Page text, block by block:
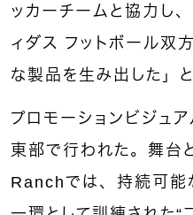
ッカーチームと協力し
ィダス フットボール双
な製品を生み出した」と
プロモーションビジュ
東部で行われた。舞
Ranchでは、持続可能